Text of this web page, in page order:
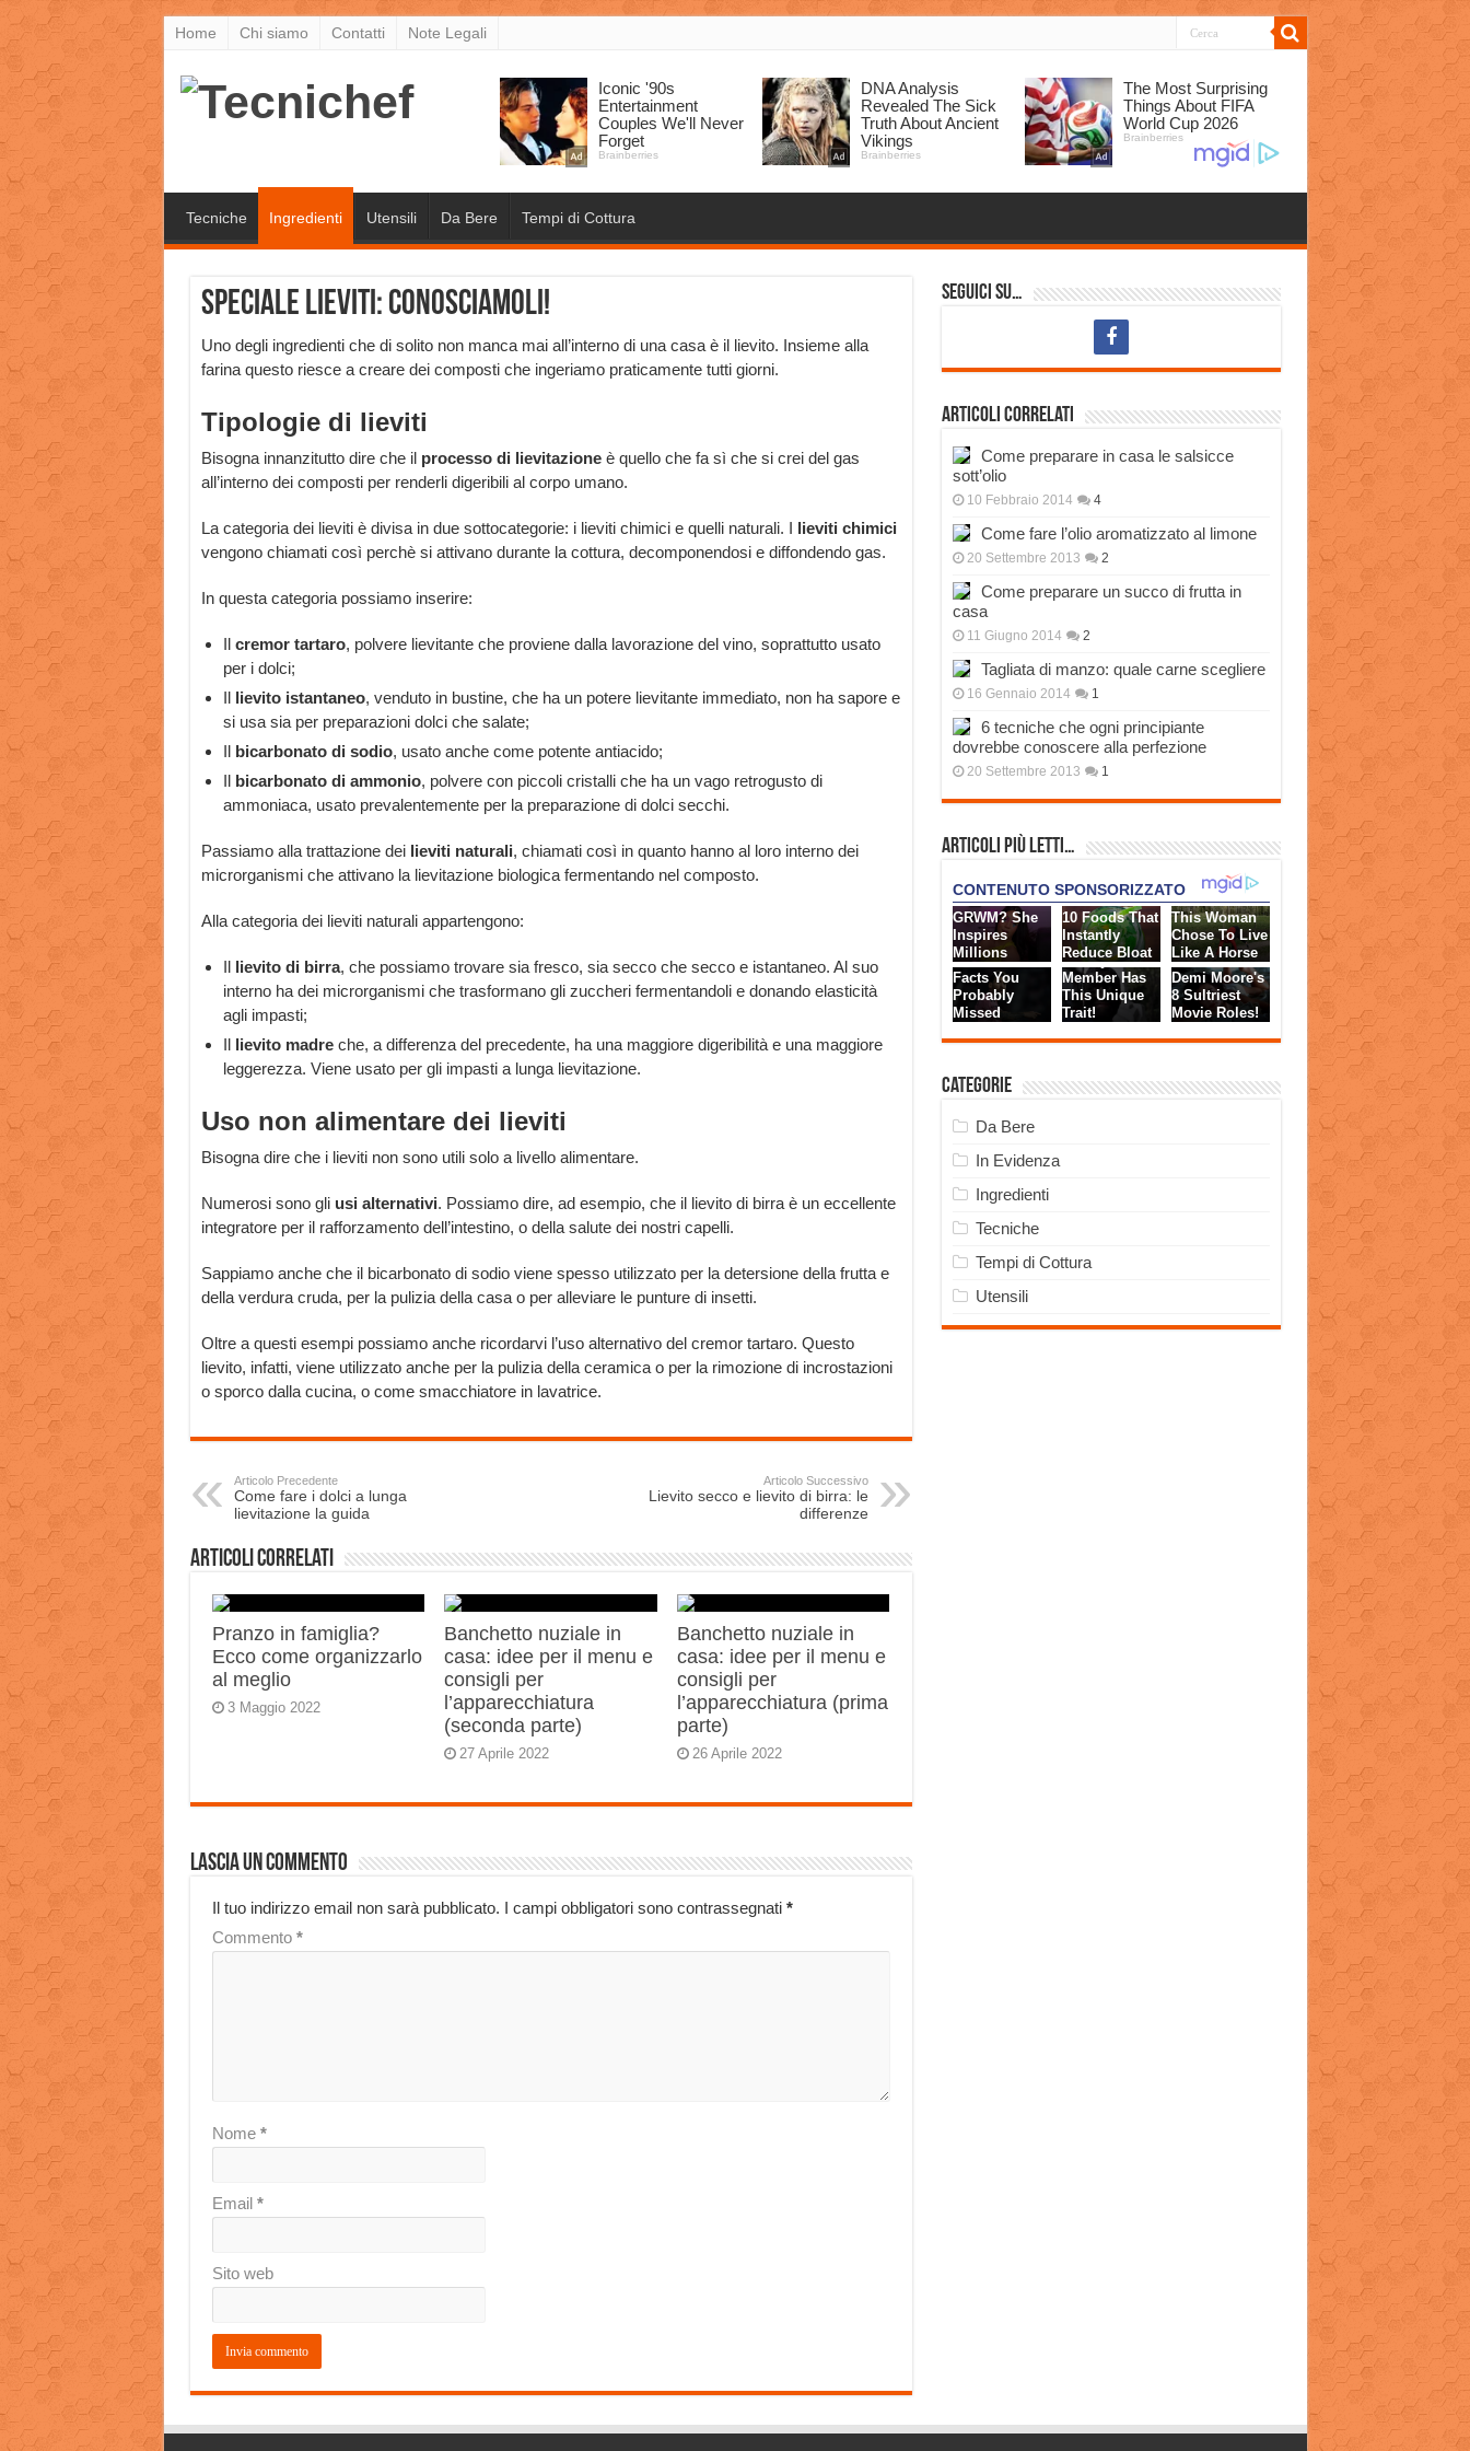
Home Chi siamo Contatti Note Legali
Tecniche Ingredienti Utensili Da Bere Tempi di Cottura
Speciale lieviti: conosciamoli!
Uno degli ingredienti che di solito non manca mai all’interno di una casa è il lievito. Insieme alla
farina questo riesce a creare dei composti che ingeriamo praticamente tutti giorni.
Tipologie di lieviti
Bisogna innanzitutto dire che il processo di lievitazioneè quello che fa sì che si crei del gas
all’interno dei composti per renderli digeribili al corpo umano.
La categoria dei lieviti è divisa in due sottocategorie: i lieviti chimici e quelli naturali. I lieviti chimici
vengono chiamati così perchè si attivano durante la cottura, decomponendosi e diffondendo gas.
In questa categoria possiamo inserire:
Il cremor tartaro, polvere lievitante che proviene dalla lavorazione del vino, soprattutto usato
per i dolci;
Il lievito istantaneo, venduto in bustine, che ha un potere lievitante immediato, non ha sapore e
si usa sia per preparazioni dolci che salate;
Il bicarbonato di sodio, usato anche come potente antiacido;
Il bicarbonato di ammonio, polvere con piccoli cristalli che ha un vago retrogusto di
ammoniaca, usato prevalentemente per la preparazione di dolci secchi.
Passiamo alla trattazione dei lieviti naturali, chiamati così in quanto hanno al loro interno dei
microrganismi che attivano la lievitazione biologica fermentando nel composto.
Alla categoria dei lieviti naturali appartengono:
Il lievito di birra, che possiamo trovare sia fresco, sia secco che secco e istantaneo. Al suo
interno ha dei microrganismi che trasformano gli zuccheri fermentandoli e donando elasticità
agli impasti;
Il lievito madreche, a differenza del precedente, ha una maggiore digeribilità e una maggiore
leggerezza. Viene usato per gli impasti a lunga lievitazione.
Uso non alimentare dei lieviti
Bisogna dire che i lieviti non sono utili solo a livello alimentare.
Numerosi sono gli usi alternativi. Possiamo dire, ad esempio, che il lievito di birra è un eccellente
integratore per il rafforzamento dell’intestino, o della salute dei nostri capelli.
Sappiamo anche che il bicarbonato di sodio viene spesso utilizzato per la detersione della frutta e
della verdura cruda, per la pulizia della casa o per alleviare le punture di insetti.
Oltre a questi esempi possiamo anche ricordarvi l’uso alternativo del cremor tartaro. Questo
lievito, infatti, viene utilizzato anche per la pulizia della ceramica o per la rimozione di incrostazioni
o sporco dalla cucina, o come smacchiatore in lavatrice.
Articolo Precedente
Come fare i dolci a lunga
lievitazione la guida
Articolo Successivo
Lievito secco e lievito di birra: le
differenze
Articoli correlati
Pranzo in famiglia?
Ecco come organizzarlo
al meglio
3 Maggio 2022
Banchetto nuziale in
casa: idee per il menu e
consigli per
l’apparecchiatura
(seconda parte)
27 Aprile 2022
Banchetto nuziale in
casa: idee per il menu e
consigli per
l’apparecchiatura (prima
parte)
26 Aprile 2022
Lascia un commento
Il tuo indirizzo email non sarà pubblicato. I campi obbligatori sono contrassegnati *
Commento *
Nome *
Email *
Sito web
Seguici su…
Articoli correlati
Come preparare in casa le salsicce
sott’olio
10 Febbraio 2014 4
Come fare l’olio aromatizzato al limone
20 Settembre 2013 2
Come preparare un succo di frutta in
casa
11 Giugno 2014 2
Tagliata di manzo: quale carne scegliere
16 Gennaio 2014 1
6 tecniche che ogni principiante
dovrebbe conoscere alla perfezione
20 Settembre 2013 1
Articoli più Letti…
Categorie
Da Bere
In Evidenza
Ingredienti
Tecniche
Tempi di Cottura
Utensili